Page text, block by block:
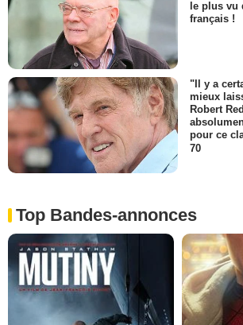
le plus vu
français !
"Il y a
mieux
Robert
pour ce
70
Top Bandes-annonces